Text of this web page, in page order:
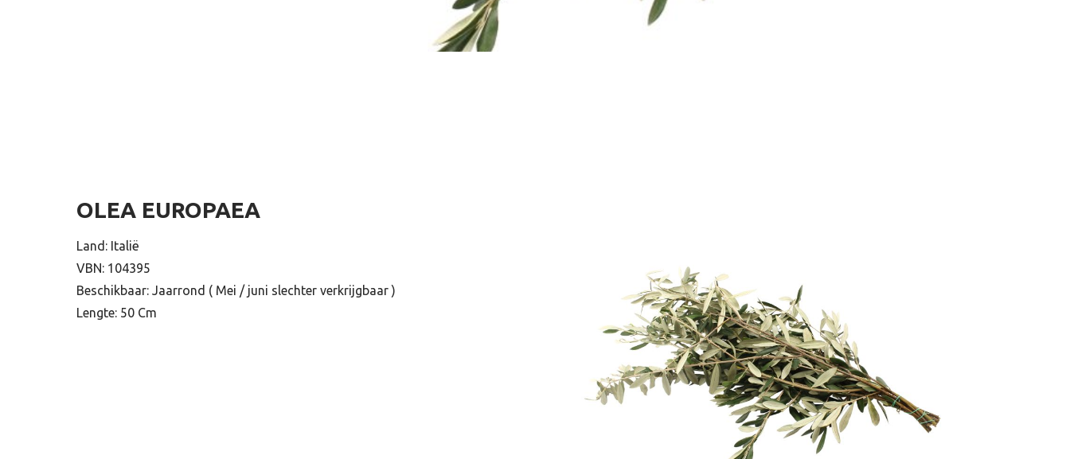
OLEA EUROPAEA
Land: Italië
VBN: 104395
Beschikbaar: Jaarrond ( Mei / juni slechter verkrijgbaar )
Lengte: 50 Cm